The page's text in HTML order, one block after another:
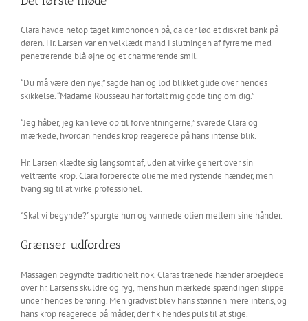
Clara havde netop taget kimononoen på, da der lød et diskret bank på
døren. Hr. Larsen var en velklædt mand i slutningen af fyrrerne med
penetrerende blå øjne og et charmerende smil.
“Du må være den nye,” sagde han og lod blikket glide over hendes
skikkelse. “Madame Rousseau har fortalt mig gode ting om dig.”
“Jeg håber, jeg kan leve op til forventningerne,” svarede Clara og
mærkede, hvordan hendes krop reagerede på hans intense blik.
Hr. Larsen klædte sig langsomt af, uden at virke genert over sin
veltrænte krop. Clara forberedte olierne med rystende hænder, men
tvang sig til at virke professionel.
“Skal vi begynde?” spurgte hun og varmede olien mellem sine hånder.
Grænser udfordres
Massagen begyndte traditionelt nok. Claras trænede hænder arbejdede
over hr. Larsens skuldre og ryg, mens hun mærkede spændingen slippe
under hendes berøring. Men gradvist blev hans stønnen mere intens, og
hans krop reagerede på måder, der fik hendes puls til at stige.